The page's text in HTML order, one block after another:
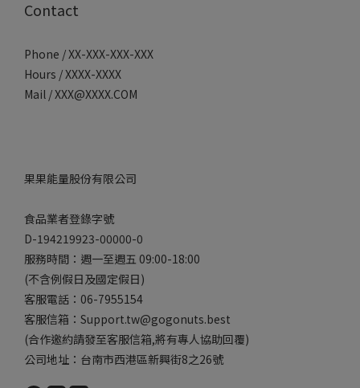
Contact
Phone / XX-XXX-XXX-XXX
Hours / XXXX-XXXX
Mail / XXX@XXXX.COM
果果能量股份有限公司
食品業者登錄字號
D-194219923-00000-0
服務時間：週一至週五 09:00-18:00
(不含例假日及國定假日)
客服電話：06-7955154
客服信箱：Support.tw@gogonuts.best
(合作邀約請發至客服信箱,將有專人協助回覆)
公司地址：台南市西港區新興街8之26號